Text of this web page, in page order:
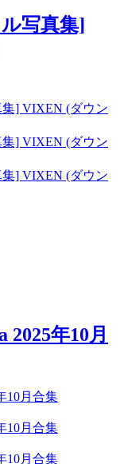
写真集]
年10月